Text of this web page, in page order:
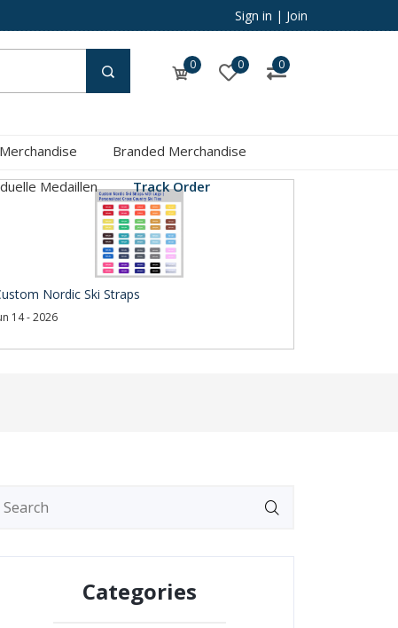
Sign in | Join
0 0 0
Branded Merchandise
Medaillen Track Order
Nordic Ski Straps
14 - 2026
Categories